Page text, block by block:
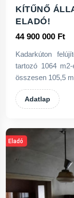
KÍTŰNŐ
ELADÓ!
44 900 000 Ft
Kadarkúton
tartozó 1064
összesen 105,5
Adatlap
Eladó